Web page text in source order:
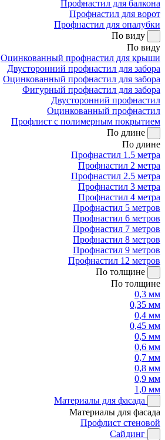
Профнастил для балкона
Профнастил для ворот
Профнастил для опалубки
По виду
По виду
Оцинкованный профнастил для крыши
Двусторонний профнастил для забора
Оцинкованный профнастил для забора
Фигурный профнастил для забора
Двусторонний профнастил
Оцинкованный профнастил
Профлист с полимерным покрытием
По длине
По длине
Профнастил 1.5 метра
Профнастил 2 метра
Профнастил 2.5 метра
Профнастил 3 метра
Профнастил 4 метра
Профнастил 5 метров
Профнастил 6 метров
Профнастил 7 метров
Профнастил 8 метров
Профнастил 9 метров
Профнастил 12 метров
По толщине
По толщине
0,3 мм
0,35 мм
0,4 мм
0,45 мм
0,5 мм
0,6 мм
0,7 мм
0,8 мм
0,9 мм
1,0 мм
Материалы для фасада
Материалы для фасада
Профлист стеновой
Сайдинг